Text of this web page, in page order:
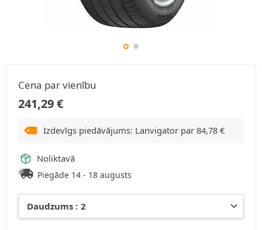
Cena par vienību
241,29€
Izdevīgs piedāvājums: Lanvigator par 84,78 €
Noliktavā
Piegāde 14 - 18 augusts